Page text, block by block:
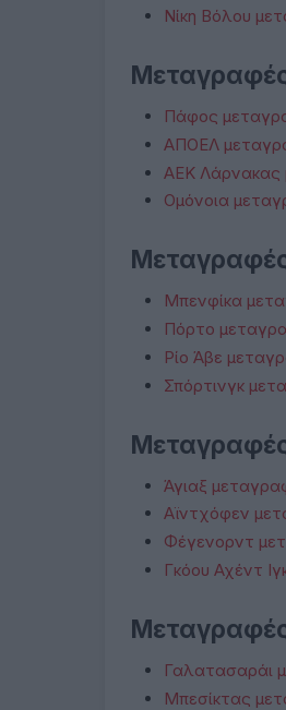
Νίκη Βόλου
Πάφος
ΑΠΟΕΛ
ΑΕΚ Λάρνακας
Ομόνοια
Μπενφίκα
Πόρτο
Ρίο Άβε
Σπόρτινγκ
Άγιαξ
Αϊντχόφεν
Φέγενορντ
Γκόου Αχέντ
Γαλατασαράι
Μπεσίκτας